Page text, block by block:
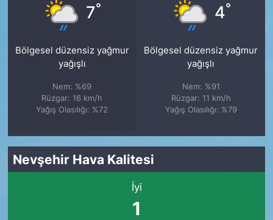
7°
Bölgesel düzensiz yağmur
yağışlı
Nem: %69
Rüzgar: 16 km/h
Yağış Olasılığı: %72
4°
Bölgesel düzensiz yağmur
yağışlı
Nem: %91
Rüzgar: 11 km/h
Yağış Olasılığı: %79
Nevşehir Hava Kalitesi
İyi
1